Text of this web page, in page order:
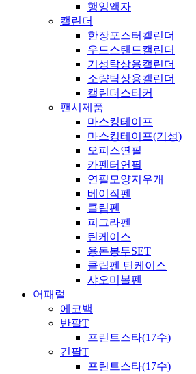
행잉액자
캘린더
한장포스터캘린더
우드스탠드캘린더
기성탁상용캘린더
소량탁상용캘린더
캘린더스티커
팬시제품
마스킹테이프
마스킹테이프(기성)
오피스연필
카펜터연필
연필모양지우개
베이직펜
클립펜
피그라펜
틴케이스
용돈봉투SET
클립펜 틴케이스
샤오미볼펜
어패럴
에코백
반팔T
프린트스타(17수)
긴팔T
프린트스타(17수)